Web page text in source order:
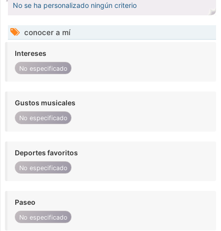
No se ha personalizado ningún criterio
conocer a mí
Intereses
No especificado
Gustos musicales
No especificado
Deportes favoritos
No especificado
Paseo
No especificado